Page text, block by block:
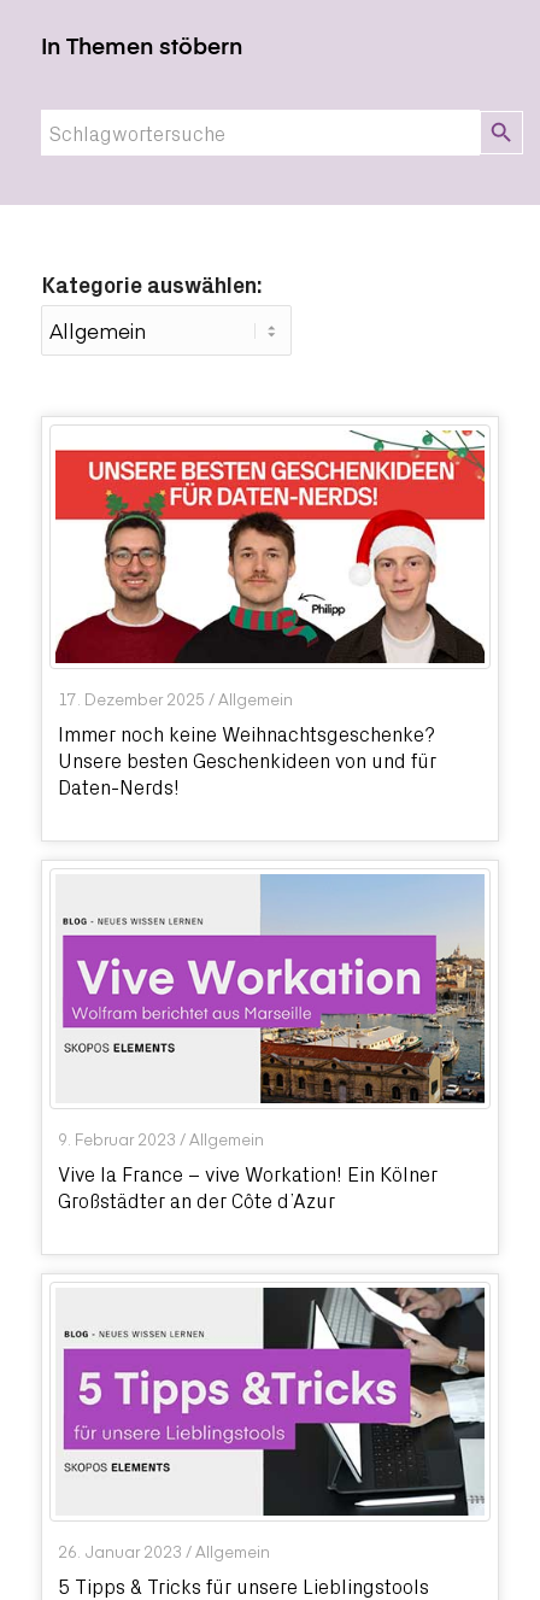
In Themen stöbern
Search
for:
Search Button
Kategorie auswählen:
17. Dezember 2025 /Allgemein
Immer noch keine Weihnachtsgeschenke?
Unsere besten Geschenkideen von und für
Daten-Nerds!
9. Februar 2023 /Allgemein
Vive la France – vive Workation! Ein Kölner
Großstädter an der Côte d’Azur
26. Januar 2023 /Allgemein
5 Tipps & Tricks für unsere Lieblingstools